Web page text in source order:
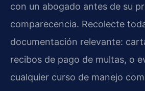
con un abogado antes de su
comparecencia. Recolecte
documentación relevante:
recibos de pago de multas, o
cualquier curso de manejo